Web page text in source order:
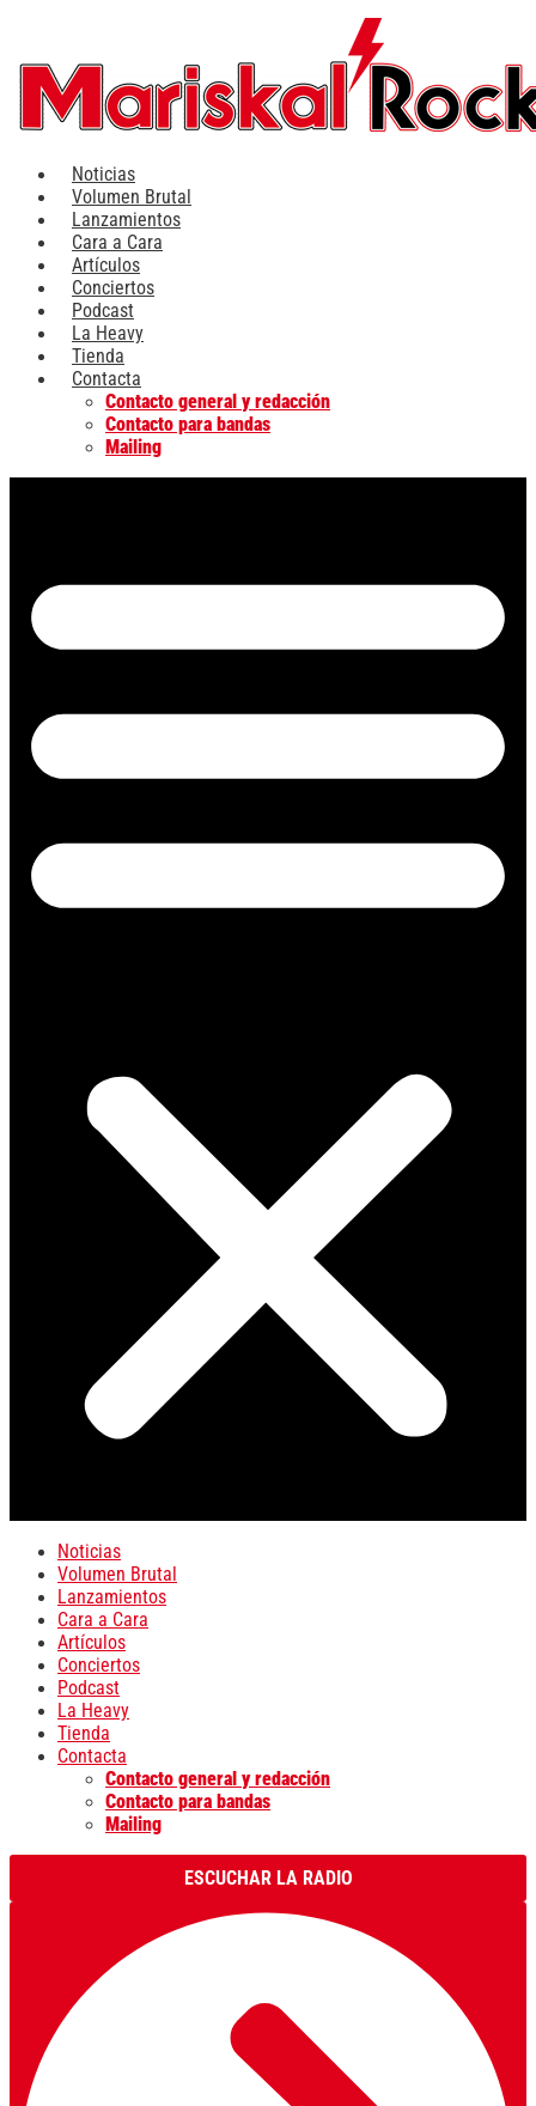
contenido
Noticias
Volumen Brutal
Lanzamientos
Cara a Cara
Artículos
Conciertos
Podcast
La Heavy
Tienda
Contacta
Contacto general y redacción
Contacto para bandas
Mailing
Noticias
Volumen Brutal
Lanzamientos
Cara a Cara
Artículos
Conciertos
Podcast
La Heavy
Tienda
Contacta
Contacto general y redacción
Contacto para bandas
Mailing
ESCUCHAR LA RADIO